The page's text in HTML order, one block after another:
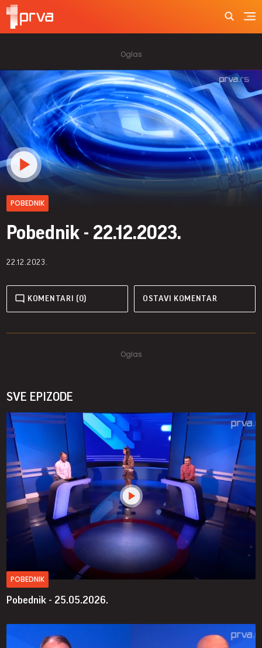
POBEDNIK
Pobednik - 22.12.2023.
22.12.2023.
KOMENTARI (0) OSTAVI KOMENTAR
SVE EPIZODE
POBEDNIK
Pobednik - 25.05.2026.